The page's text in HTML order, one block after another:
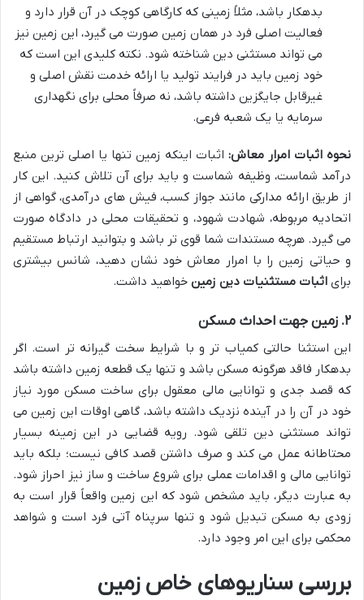
بدهکار باشد، مثلاً زمینی که کارگاهی کوچک در آن قرار دارد و
فعالیت اصلی فرد در همان زمین صورت می گیرد، این زمین نیز
می تواند مستثنی دین شناخته شود. نکته کلیدی این است که
خود زمین باید در فرایند تولید یا ارائه خدمت نقش اصلی و
غیرقابل جایگزین داشته باشد، نه صرفاً محلی برای نگهداری
سرمایه یا یک شعبه فرعی.
نحوه اثبات امرار معاش: اثبات اینکه زمین تنها یا اصلی ترین منبع
درآمد شماست، وظیفه شماست و باید برای آن تلاش کنید. این کار
از طریق ارائه مدارکی مانند جواز کسب، فیش های درآمدی، گواهی از
اتحادیه مربوطه، شهادت شهود، و تحقیقات محلی در دادگاه صورت
می گیرد. هرچه مستندات شما قوی تر باشد و بتوانید ارتباط مستقیم
و حیاتی زمین را با امرار معاش خود نشان دهید، شانس بیشتری
برای اثبات مستثنیات دین زمین خواهید داشت.
۲. زمین جهت احداث مسکن
این استثنا حالتی کمیاب تر و با شرایط سخت گیرانه تر است. اگر
بدهکار فاقد هرگونه مسکن باشد و تنها یک قطعه زمین داشته باشد
که قصد جدی و توانایی مالی معقول برای ساخت مسکن مورد نیاز
خود در آن را در آینده نزدیک داشته باشد، گاهی اوقات این زمین می
تواند مستثنی دین تلقی شود. رویه قضایی در این زمینه بسیار
محتاطانه عمل می کند و صرف داشتن قصد کافی نیست؛ بلکه باید
توانایی مالی و اقدامات عملی برای شروع ساخت و ساز نیز احراز شود.
به عبارت دیگر، باید مشخص شود که این زمین واقعاً قرار است به
زودی به مسکن تبدیل شود و تنها سرپناه آتی فرد است و شواهد
محکمی برای این امر وجود دارد.
بررسی سناریوهای خاص زمین